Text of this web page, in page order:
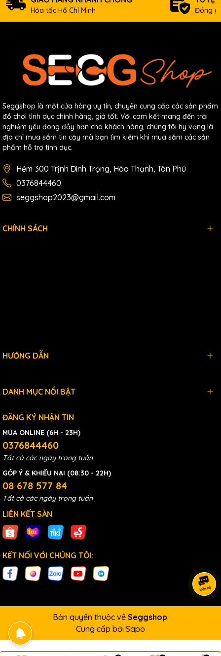
Hỏa tốc Hồ Chí Minh Đóng
Seggshop là một cửa hàng uy tín, chuyên cung cấp các sản phẩm
đồ chơi tình dục chính hãng, giá tốt. Với cam kết mang đến trải
nghiệm yêu đong đầy hơn cho khách hàng, chúng tôi hy vọng là
địa chỉ mua sắm tin cậy mà bạn tìm kiếm khi mua sắm các sản
phẩm hỗ trợ tình dục.
Hẻm 300 Trịnh Đình Trọng, Hòa Thạnh, Tân Phú
0376844460
seggshop2023@gmail.com
CHÍNH SÁCH
HƯỚNG DẪN
DANH MỤC NỔI BẬT
ĐĂNG KÝ NHẬN TIN
MUA ONLINE (6H - 23H)
0376844460
Tất cả các ngày trong tuần
GÓP Ý & KHIẾU NẠI (08:30 - 22H)
08 678 577 84
Tất cả các ngày trong tuần
LIÊN KẾT SÀN
KẾT NỐI VỚI CHÚNG TÔI:
Bản quyền thuộc về Seggshop.
Cung cấp bởi Sapo